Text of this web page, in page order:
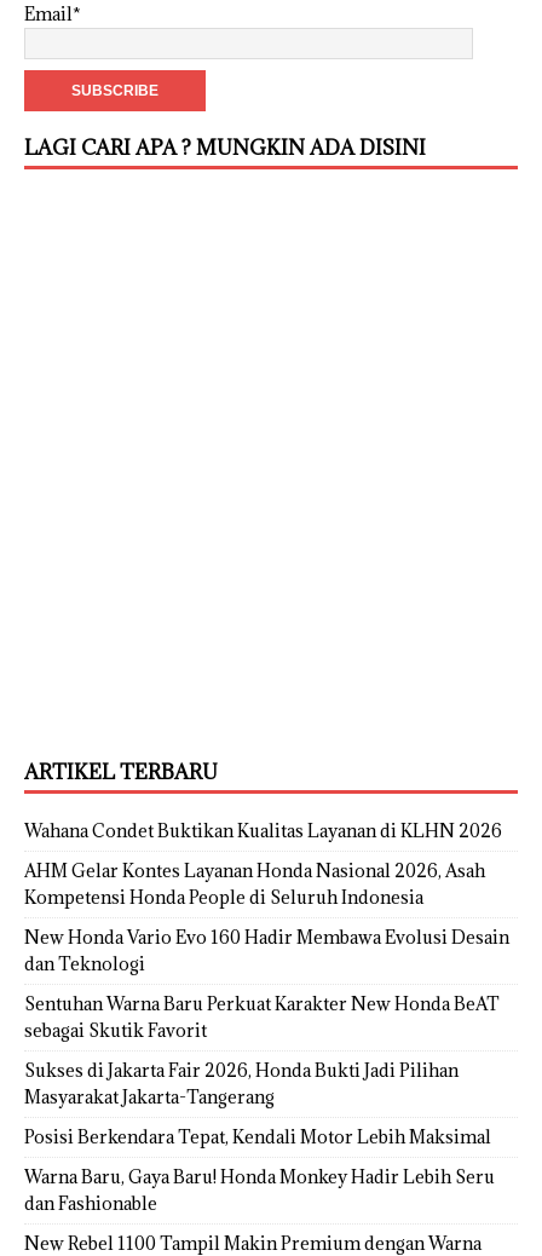
Email*
LAGI CARI APA ? MUNGKIN ADA DISINI
ARTIKEL TERBARU
Wahana Condet Buktikan Kualitas Layanan di KLHN 2026
AHM Gelar Kontes Layanan Honda Nasional 2026, Asah
Kompetensi Honda People di Seluruh Indonesia
New Honda Vario Evo 160 Hadir Membawa Evolusi Desain
dan Teknologi
Sentuhan Warna Baru Perkuat Karakter New Honda BeAT
sebagai Skutik Favorit
Sukses di Jakarta Fair 2026, Honda Bukti Jadi Pilihan
Masyarakat Jakarta-Tangerang
Posisi Berkendara Tepat, Kendali Motor Lebih Maksimal
Warna Baru, Gaya Baru! Honda Monkey Hadir Lebih Seru
dan Fashionable
New Rebel 1100 Tampil Makin Premium dengan Warna